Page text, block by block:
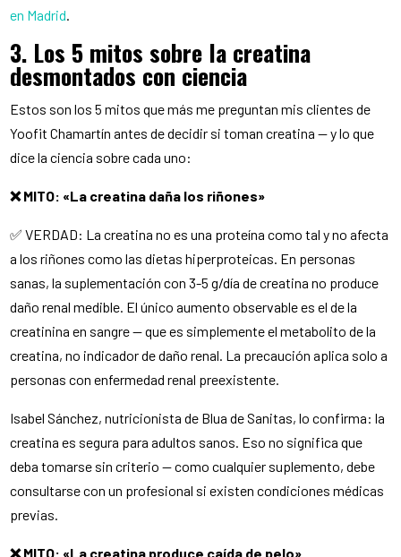
en Madrid.
3. Los 5 mitos sobre la creatina
desmontados con ciencia
Estos son los 5 mitos que más me preguntan mis clientes de
Yoofit Chamartín antes de decidir si toman creatina — y lo que
dice la ciencia sobre cada uno:
❌ MITO: «La creatina daña los riñones»
✅ VERDAD: La creatina no es una proteína como tal y no afecta
a los riñones como las dietas hiperproteicas. En personas
sanas, la suplementación con 3-5 g/día de creatina no produce
daño renal medible. El único aumento observable es el de la
creatinina en sangre — que es simplemente el metabolito de la
creatina, no indicador de daño renal. La precaución aplica solo a
personas con enfermedad renal preexistente.
Isabel Sánchez, nutricionista de Blua de Sanitas, lo confirma: la
creatina es segura para adultos sanos. Eso no significa que
deba tomarse sin criterio — como cualquier suplemento, debe
consultarse con un profesional si existen condiciones médicas
previas.
❌ MITO: «La creatina produce caída de pelo»